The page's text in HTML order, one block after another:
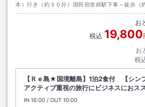
本）行き（約３０分）国民宿舎前駅下車～徒歩（
お
税込 19,800
お
税
【Ｒｅ島★国境離島】1泊2食付 【シン
アクティブ重視の旅行にビジネスにおス
IN チェックイン
16:00 / OUT チェックアウト
10:00